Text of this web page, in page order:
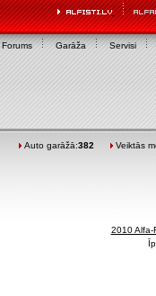
Forums Garāža Servisi
Auto garāžā:382 Veiktās
2010 Alfa-